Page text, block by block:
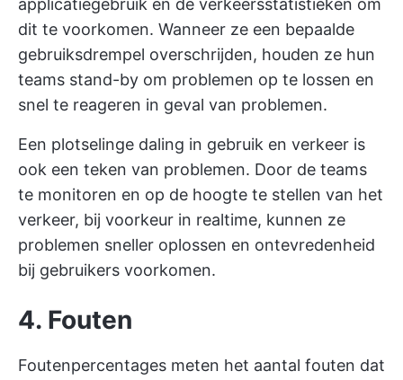
applicatiegebruik en de verkeersstatistieken om
dit te voorkomen. Wanneer ze een bepaalde
gebruiksdrempel overschrijden, houden ze hun
teams stand-by om problemen op te lossen en
snel te reageren in geval van problemen.
Een plotselinge daling in gebruik en verkeer is
ook een teken van problemen. Door de teams
te monitoren en op de hoogte te stellen van het
verkeer, bij voorkeur in realtime, kunnen ze
problemen sneller oplossen en ontevredenheid
bij gebruikers voorkomen.
4. Fouten
Foutenpercentages meten het aantal fouten dat